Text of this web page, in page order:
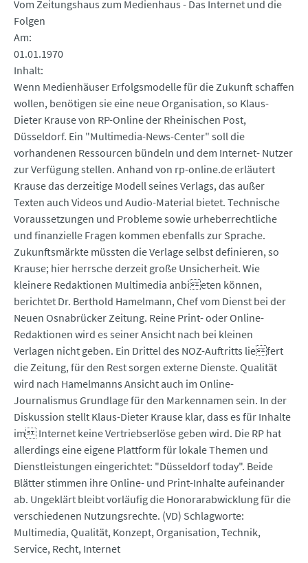
Vom Zeitungshaus zum Medienhaus - Das Internet und die
Folgen
Am
01.01.1970
Inhalt
Wenn Medienhäuser Erfolgsmodelle für die Zukunft schaffen
wollen, benötigen sie eine neue Organisation, so Klaus-
Dieter Krause von RP-Online der Rheinischen Post,
Düsseldorf. Ein "Multimedia-News-Center" soll die
vorhandenen Ressourcen bündeln und dem Internet- Nutzer
zur Verfügung stellen. Anhand von rp-online.de erläutert
Krause das derzeitige Modell seines Verlags, das außer
Texten auch Videos und Audio-Material bietet. Technische
Voraussetzungen und Probleme sowie urheberrechtliche
und finanzielle Fragen kommen ebenfalls zur Sprache.
Zukunftsmärkte müssten die Verlage selbst definieren, so
Krause; hier herrsche derzeit große Unsicherheit. Wie
kleinere Redaktionen Multimedia anbieten können,
berichtet Dr. Berthold Hamelmann, Chef vom Dienst bei der
Neuen Osnabrücker Zeitung. Reine Print- oder Online-
Redaktionen wird es seiner Ansicht nach bei kleinen
Verlagen nicht geben. Ein Drittel des NOZ-Auftritts liefert
die Zeitung, für den Rest sorgen externe Dienste. Qualität
wird nach Hamelmanns Ansicht auch im Online-
Journalismus Grundlage für den Markennamen sein. In der
Diskussion stellt Klaus-Dieter Krause klar, dass es für Inhalte
im Internet keine Vertriebserlöse geben wird. Die RP hat
allerdings eine eigene Plattform für lokale Themen und
Dienstleistungen eingerichtet: "Düsseldorf today". Beide
Blätter stimmen ihre Online- und Print-Inhalte aufeinander
ab. Ungeklärt bleibt vorläufig die Honorarabwicklung für die
verschiedenen Nutzungsrechte. (VD) Schlagworte:
Multimedia, Qualität, Konzept, Organisation, Technik,
Service, Recht, Internet